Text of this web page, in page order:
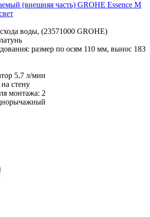
(внешняя часть) GROHE Essence M
воды, (23571000 GROHE)
размер по осям 110 мм, вынос 183
5,7 л/мин
стену
монтажа: 2